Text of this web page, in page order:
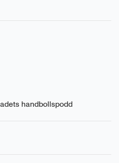
handbollspodd